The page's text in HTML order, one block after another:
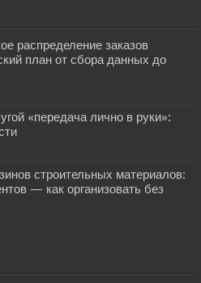
распределение заказов
план от сбора данных до
«передача лично в руки»:
строительных материалов:
— как организовать без